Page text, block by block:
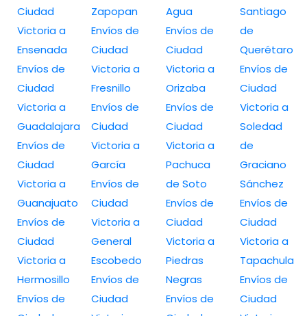
Ciudad
Victoria a
Ensenada
Envíos de
Ciudad
Victoria a
Guadalajara
Envíos de
Ciudad
Victoria a
Guanajuato
Envíos de
Ciudad
Victoria a
Hermosillo
Envíos de
Zapopan
Envíos de
Ciudad
Victoria a
Fresnillo
Envíos de
Ciudad
Victoria a
García
Envíos de
Ciudad
Victoria a
General
Escobedo
Envíos de
Ciudad
Agua
Envíos de
Ciudad
Victoria a
Orizaba
Envíos de
Ciudad
Victoria a
Pachuca
de Soto
Envíos de
Ciudad
Victoria a
Piedras
Negras
Envíos de
Santiago
de
Querétaro
Envíos de
Ciudad
Victoria a
Soledad
de
Graciano
Sánchez
Envíos de
Ciudad
Victoria a
Tapachula
Envíos de
Ciudad